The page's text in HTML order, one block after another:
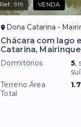
Ref.:919 VENDA
Dona Catarina -
Chácara com lago
Catarina,
Dormitórios 5,
Terreno Área
Total